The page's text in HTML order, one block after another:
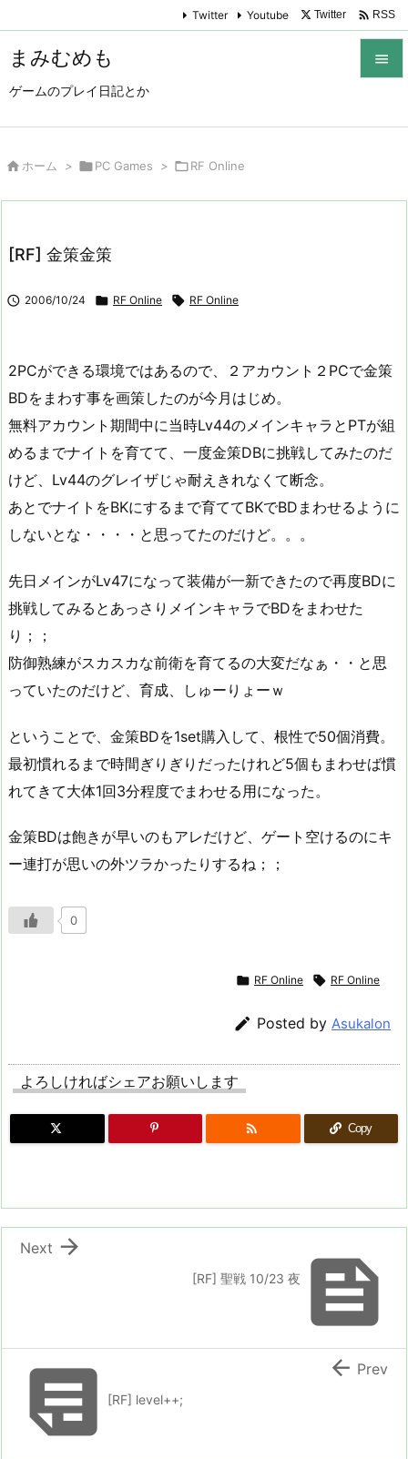
まみむめも
ゲームのプレイ日記とか

Twitter Youtube Twitter  RSS
 ホーム > PC Games > RF Online
[RF] 金策金策
 2006/10/24  RF Online  RF Online
2PCができる環境ではあるので、２アカウント２PCで金策
BDをまわす事を画策したのが今月はじめ。
無料アカウント期間中に当時Lv44のメインキャラとPTが組
めるまでナイトを育てて、一度金策DBに挑戦してみたのだ
けど、Lv44のグレイザじゃ耐えきれなくて断念。
あとでナイトをBKにするまで育ててBKでBDまわせるように
しないとな・・・・と思ってたのだけど。。。
先日メインがLv47になって装備が一新できたので再度BDに
挑戦してみるとあっさりメインキャラでBDをまわせた
り；；
防御熟練がスカスカな前衛を育てるの大変だなぁ・・と思
っていたのだけど、育成、しゅーりょーｗ
ということで、金策BDを1set購入して、根性で50個消費。
最初慣れるまで時間ぎりぎりだったけれど5個もまわせば慣
れてきて大体1回3分程度でまわせる用になった。
金策BDは飽きが早いのもアレだけど、ゲート空けるのにキ
ー連打が思いの外ツラかったりするね；；
0
 RF Online  RF Online
 Posted by Asukalon
よろしければシェアお願いします
 Copy

[RF] 聖戦 10/23 夜

Next
[RF] level++;
 Prev